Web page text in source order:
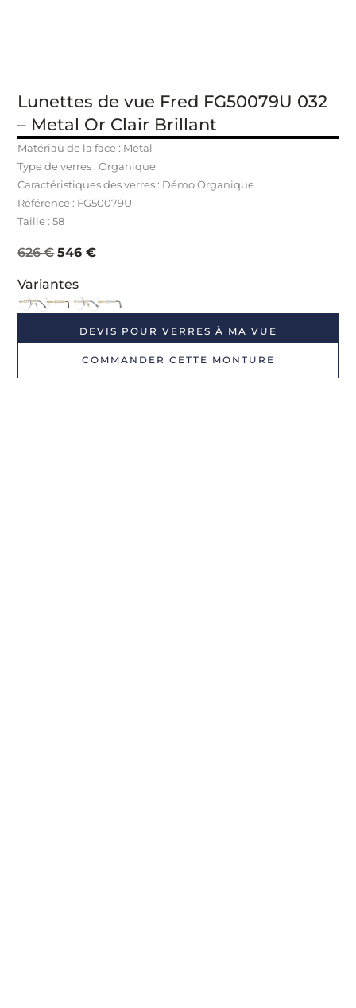
Lunettes de vue Fred FG50079U 032
– Metal Or Clair Brillant
Matériau de la face : Métal
Type de verres : Organique
Caractéristiques des verres : Démo Organique
Référence : FG50079U
Taille : 58
626€ 546€
Variantes
DEVIS POUR VERRES À MA VUE
COMMANDER CETTE MONTURE